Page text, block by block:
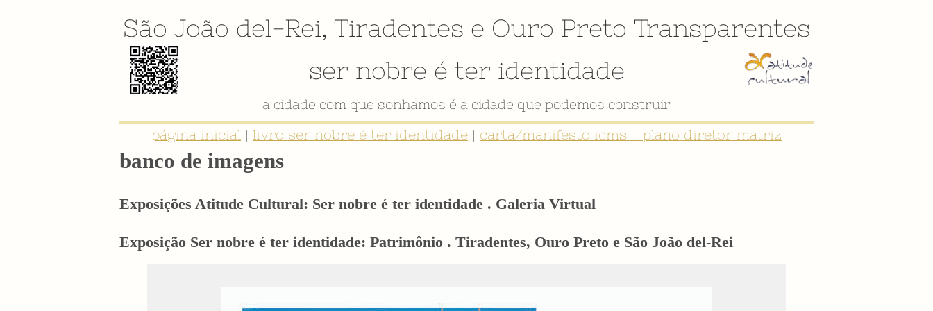
São João del-Rei, Tiradentes e Ouro Preto Transparentes
ser nobre é ter identidade
a cidade com que sonhamos é a cidade que podemos construir
página inicial | livro ser nobre é ter identidade | carta/manifesto icms - plano diretor matriz
banco de imagens
Exposições Atitude Cultural: Ser nobre é ter identidade . Galeria Virtual
Exposição Ser nobre é ter identidade: Patrimônio . Tiradentes, Ouro Preto e São João del-Rei